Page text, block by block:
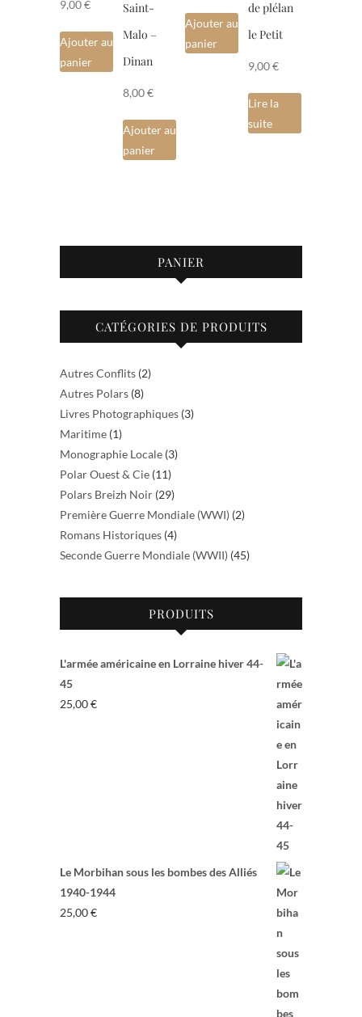
9,00€
Ajouter au
panier
Saint-
Malo –
Dinan
8,00€
Ajouter au
panier
Ajouter au
panier
de plélan
le Petit
9,00€
Lire la
suite
PANIER
CATÉGORIES DE PRODUITS
Autres Conflits (2)
Autres Polars (8)
Livres Photographiques (3)
Maritime (1)
Monographie Locale (3)
Polar Ouest & Cie (11)
Polars Breizh Noir (29)
Première Guerre Mondiale (WWI) (2)
Romans Historiques (4)
Seconde Guerre Mondiale (WWII) (45)
PRODUITS
L'armée américaine en Lorraine hiver 44-
45
25,00€
Le Morbihan sous les bombes des Alliés
1940-1944
25,00€